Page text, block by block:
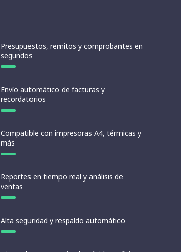
Presupuestos, remitos y comprobantes en
segundos
Envío automático de facturas y
recordatorios
Compatible con impresoras A4, térmicas y
más
Reportes en tiempo real y análisis de
ventas
Alta seguridad y respaldo automático